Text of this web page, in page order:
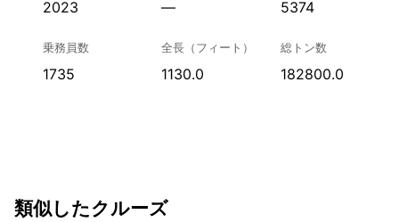
2023 — 5374
乗務員数
1735
全長（フィート）
1130.0
総トン数
182800.0
類似したクルーズ